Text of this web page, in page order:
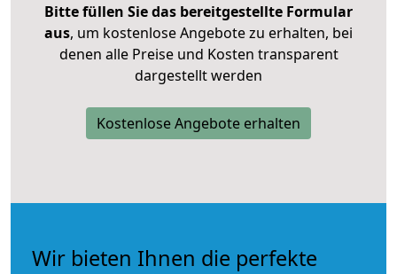
Bitte füllen Sie das bereitgestellte Formular
aus, um kostenlose Angebote zu erhalten, bei
denen alle Preise und Kosten transparent
dargestellt werden
Kostenlose Angebote erhalten
Wir bieten Ihnen die perfekte